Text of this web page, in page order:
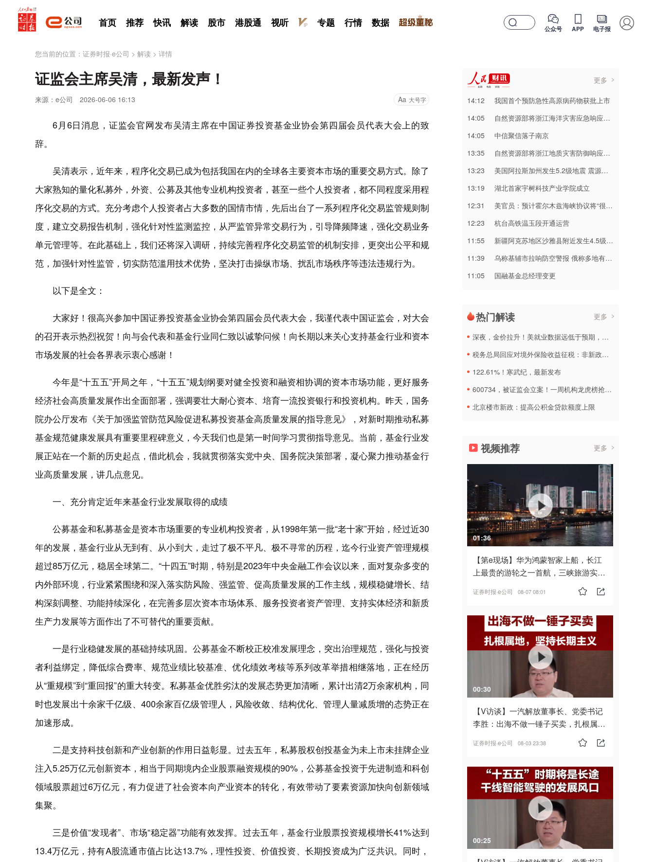
首页 推荐 快讯 解读 股市 港股通 视听 专题 行情 数据 公众号 APP 电子报
您当前的位置： 证券时报·e公司 > 解读 > 详情
证监会主席吴清，最新发声！
来源：e公司 2026-06-06 16:13 Aa 大号字
6月6日消息，证监会官网发布吴清主席在中国证券投资基金业协会第四届会员代表大会上的致
辞。
吴清表示，近年来，程序化交易已成为包括我国在内的全球各主要资本市场的重要交易方式。除了
大家熟知的量化私募外，外资、公募及其他专业机构投资者，甚至一些个人投资者，都不同程度采用程
序化交易的方式。充分考虑个人投资者占大多数的国情市情，先后出台了一系列程序化交易监管规则制
度，建立交易报告机制，强化针对性监测监控，从严监管异常交易行为，引导降频降速，强化交易业务
单元管理等。在此基础上，我们还将深入调研，持续完善程序化交易监管的机制安排，更突出公平和规
范，加强针对性监管，切实防范滥用技术优势，坚决打击操纵市场、扰乱市场秩序等违法违规行为。
以下是全文：
大家好！很高兴参加中国证券投资基金业协会第四届会员代表大会，我谨代表中国证监会，对大会
的召开表示热烈祝贺！向与会代表和基金行业同仁致以诚挚问候！向长期以来关心支持基金行业和资本
市场发展的社会各界表示衷心感谢！
今年是“十五五”开局之年，“十五五”规划纲要对健全投资和融资相协调的资本市场功能，更好服务
经济社会高质量发展作出全面部署，强调要壮大耐心资本、培育一流投资银行和投资机构。昨天，国务
院办公厅发布《关于加强监管防范风险促进私募投资基金高质量发展的指导意见》，对新时期推动私募
基金规范健康发展具有重要里程碑意义，今天我们也是第一时间学习贯彻指导意见。当前，基金行业发
展正站在一个新的历史起点，借此机会，我就贯彻落实党中央、国务院决策部署，凝心聚力推动基金行
业高质量发展，讲几点意见。
一、充分肯定近年来基金行业发展取得的成绩
公募基金和私募基金是资本市场重要的专业机构投资者，从1998年第一批“老十家”开始，经过近30
年的发展，基金行业从无到有、从小到大，走过了极不平凡、极不寻常的历程，迄今行业资产管理规模
超过85万亿元，稳居全球第二。“十四五”时期，特别是2023年中央金融工作会议以来，面对复杂多变的
内外部环境，行业紧紧围绕和深入落实防风险、强监管、促高质量发展的工作主线，规模稳健增长、结
构深刻调整、功能持续深化，在完善多层次资本市场体系、服务投资者资产管理、支持实体经济和新质
生产力发展等方面作出了不可替代的重要贡献。
一是行业稳健发展的基础持续巩固。公募基金不断校正校准发展理念，突出治理规范，强化与投资
者利益绑定，降低综合费率、规范业绩比较基准、优化绩效考核等系列改革举措相继落地，正在经历
从“重规模”到“重回报”的重大转变。私募基金优胜劣汰的发展态势更加清晰，累计出清2万余家机构，同
时也发展出十余家千亿级、400余家百亿级管理人，风险收敛、结构优化、管理人量减质增的态势正在
加速形成。
二是支持科技创新和产业创新的作用日益彰显。过去五年，私募股权创投基金为未上市未挂牌企业
注入5.25万亿元创新资本，相当于同期境内企业股票融资规模的90%，公募基金投资于先进制造和科创
领域股票超过6万亿元，有力促进了社会资本向产业资本的转化，有效带动了要素资源加快向创新领域
集聚。
三是价值“发现者”、市场“稳定器”功能有效发挥。过去五年，基金行业股票投资规模增长41%达到
13.4万亿元，持有A股流通市值占比达13.7%，理性投资、价值投资、长期投资成为广泛共识。同时，
更多
14:12
我国首个预防急性高原病药物获批上市
14:05
自然资源部将浙江海洋灾害应急响应升级为二级，福建上海海洋灾害应急响应升级为三级
14:05
中信聚信落子南京
13:35
自然资源部将浙江地质灾害防御响应提升至Ⅲ级，对安徽启动Ⅳ级响应
13:23
美国阿拉斯加州发生5.2级地震 震源深度10千米
13:19
湖北首家宇树科技产业学院成立
12:31
美官员：预计霍尔木兹海峡协议将“很快达成”
12:23
杭台高铁温玉段开通运营
11:55
新疆阿克苏地区沙雅县附近发生4.5级左右地震
11:39
乌称基辅市拉响防空警报 俄称多地有导弹来袭
11:05
国融基金总经理变更
热门解读 更多
深夜，金价拉升！美就业数据远低于预期，加息或生变
税务总局回应对境外保险收益征税：非新政策，无需过度解读
122.61%！寒武纪，最新发布
600734，被证监会立案！一周机构龙虎榜抢筹名单出炉
北京楼市新政：提高公积金贷款额度上限
视频推荐 更多
01:36
【第e现场】华为鸿蒙智家上船，长江
上最贵的游轮之一首航，三峡旅游实
证券时报·e公司 08-07 08:01
00:30
【V访谈】一汽解放董事长、党委书记
李胜：出海不做一锤子买卖，扎根属
证券时报·e公司 08-03 23:38
00:25